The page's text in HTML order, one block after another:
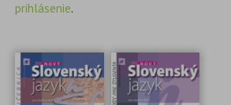
prihlásenie.